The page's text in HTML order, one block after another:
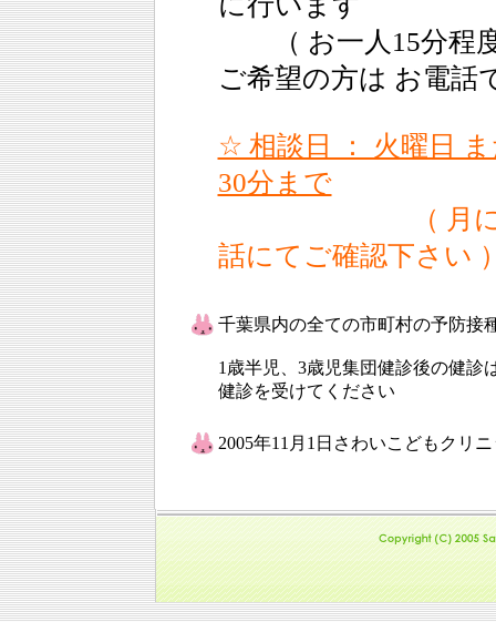
（ お一人15分程
ご希望の方は お電話
☆ 相談日 ： 火曜日
30分まで
（ 月に２～
話にてご確認下さい
千葉県内の全ての市町村の予防接
1歳半児、3歳児集団健診後の健診
健診を受けてください
2005年11月1日さわいこどもクリ